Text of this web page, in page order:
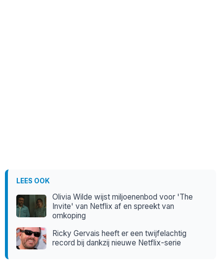
LEES OOK
Olivia Wilde wijst miljoenenbod voor 'The
Invite' van Netflix af en spreekt van
omkoping
Ricky Gervais heeft er een twijfelachtig
record bij dankzij nieuwe Netflix-serie